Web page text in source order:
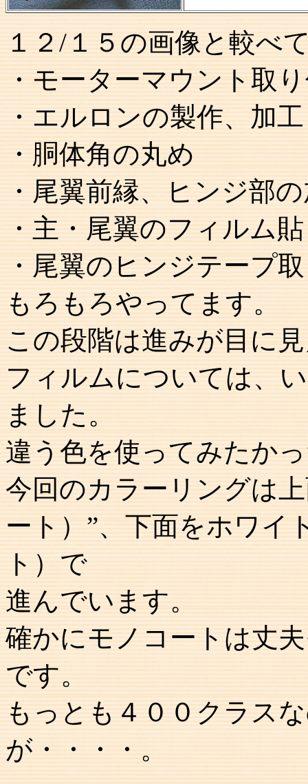
１２/１５の画像と較べ
・モーターマウント取
・エルロンの製作、加工
・胴体角の丸め
・尾翼前縁、ヒンジ部
・主・尾翼のフィルム
・尾翼のヒンジテープ
もろもろやってます。
この段階は進みが目に
フィルムについては、
ました。
違う色を使ってみたか
今回のカラーリングは
ート）”、下面をホワイ
ト）で
進んでいます。
確かにモノコートは丈
です。
もっとも４００クラス
が・・・・。